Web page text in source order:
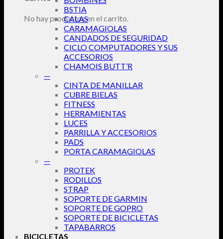
No hay productos en el carrito.
BSTIA
CALAS
CARAMAGIOLAS
CANDADOS DE SEGURIDAD
CICLO COMPUTADORES Y SUS
ACCESORIOS
CHAMOIS BUTT’R
—
CINTA DE MANILLAR
CUBRE BIELAS
FITNESS
HERRAMIENTAS
LUCES
PARRILLA Y ACCESORIOS
PADS
PORTA CARAMAGIOLAS
—
PROTEK
RODILLOS
STRAP
SOPORTE DE GARMIN
SOPORTE DE GOPRO
SOPORTE DE BICICLETAS
TAPABARROS
BICICLETAS